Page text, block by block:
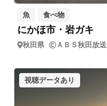
魚 食べ物
にかほ市・岩ガキ
秋田県 ＡＢＳ秋田放送
視聴データあり